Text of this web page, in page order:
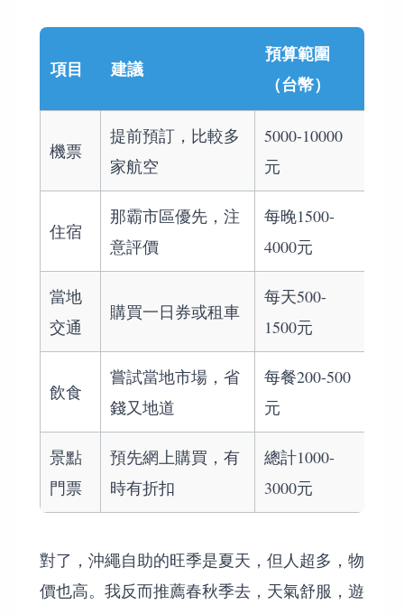
項目 建議
預算範圍
（台幣）
機票
提前預訂，比較多
家航空
5000-10000
元
住宿
那霸市區優先，注
意評價
每晚1500-
4000元
當地
交通
購買一日券或租車
每天500-
1500元
飲食
嘗試當地市場，省
錢又地道
每餐200-500
元
景點
門票
預先網上購買，有
時有折扣
總計1000-
3000元
對了，沖繩自助的旺季是夏天，但人超多，物
價也高。我反而推薦春秋季去，天氣舒服，遊